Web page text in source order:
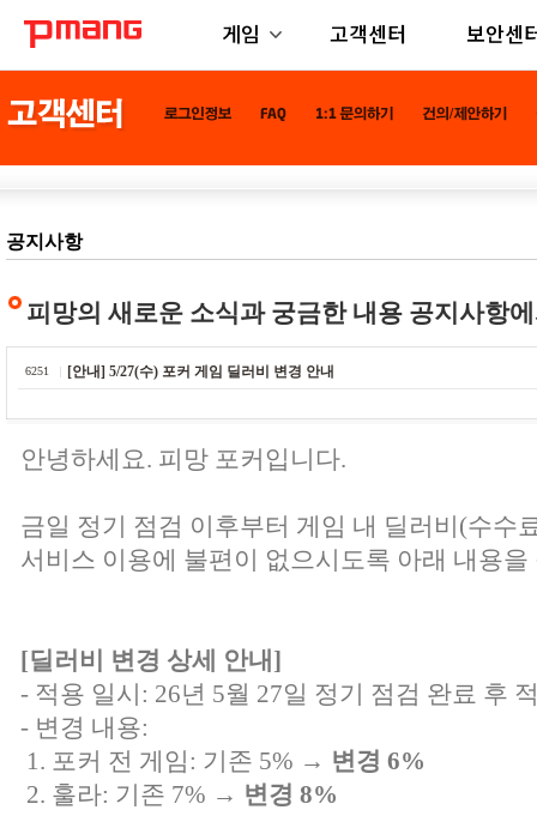
게임 고객센터 보안센
공지사항
피망의 새로운 소식과 궁금한 내용 공지사항
6251 [안내] 5/27(수) 포커 게임 딜러비 변경 안내
안녕하세요. 피망 포커입니다.
금일 정기 점검 이후부터 게임 내 딜러비(수수
서비스 이용에 불편이 없으시도록 아래 내용
[딜러비 변경 상세 안내]
- 적용 일시: 26년 5월 27일 정기 점검 완료 후
- 변경 내용:
1. 포커 전 게임: 기존 5% → 변경 6%
2. 훌라: 기존 7% → 변경 8%